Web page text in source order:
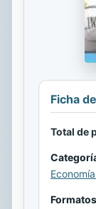
Ficha
Total de